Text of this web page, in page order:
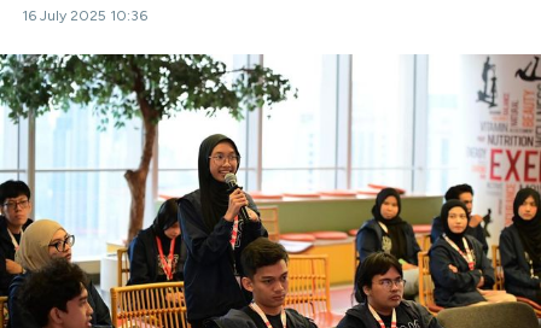
16 July 2025 10:36